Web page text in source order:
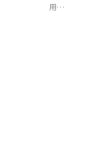
用…